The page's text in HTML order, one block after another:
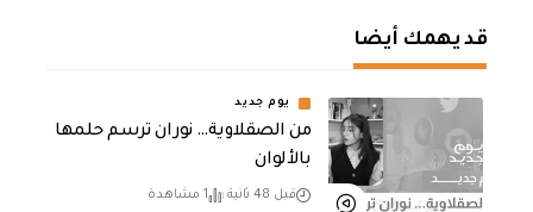
قد يهمك أيضا
يوم جديد
من الصقلاوية… نوران ترسم حلمها
بالألوان
قبل 48 ثانية 1 مشاهدة